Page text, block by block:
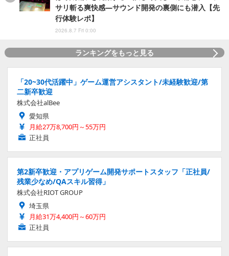
サリ斬る爽快感―サウンド開発の裏側にも潜入【先
行体験レポ】
2026.8.7 Fri 0:00
ランキングをもっと見る
「20~30代活躍中」ゲーム運営アシスタント/未経験歓迎/第
二新卒歓迎
株式会社alBee
愛知県
月給27万8,700円～55万円
正社員
第2新卒歓迎・アプリゲーム開発サポートスタッフ「正社員/
残業少なめ/QAスキル習得」
株式会社RIOT GROUP
埼玉県
月給31万4,400円～60万円
正社員